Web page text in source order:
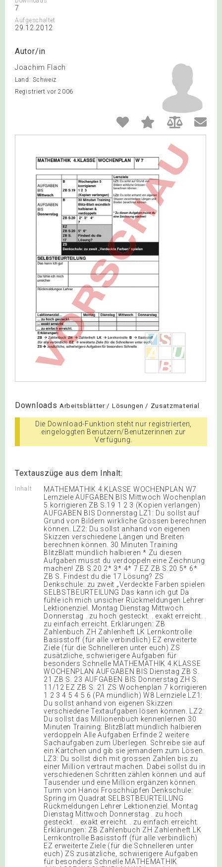
7
Aufgeschaltet
29.12.2012
Autor/in
Joachim Flach
Land: Schweiz
Registriert vor 2006
Downloads Arbeitsblätter / Lösungen / Zusatzmaterial
Die Download-Funktion steht nur registrierten,
eingeloggten Benutzern/Benutzerinnen zur
Verfügung.
Textauszüge aus dem Inhalt:
Inhalt
MATHEMATHIK 4.KLASSE WOCHENPLAN W7
Lernziele AUFGABEN BIS Mittwoch Wochenplan
5 korrigieren ZB S.19 1 2 3 (Kopien verlangen)
AUFGABEN BIS Donnerstag LZ1: Du sollst auf
Grund von Bildern wirkliche Grössen berechnen
können. LZ2: Du sollst anhand von eigenen
Skizzen verschiedene Längen und Breiten
berechnen können. 30 Minuten Training
BlitzBlatt mündlich halbieren * Zu diesen
Aufgaben musst du verdoppeln eine Zeichnung
machen! ZB S.20 2* 3* 4* 7 EZ ZB S.20 5* 6*
ZB S. Findest du die 17 Lösung? ZS
Denkschule: zu zweit „Verdeckte Farben spielen
SELBSTBEURTEILUNG Das kann ich gut Da
fühle ich mich unsicher Rückmeldungen Lehrer
Lektionenziel. Montag Dienstag Mittwoch
Donnerstag . zu hoch gesteckt. . exakt erreicht. .
zu einfach erreicht. Erklärungen: ZB
Zahlenbuch ZH Zahlenheft LK Lernkontrolle
Basisstoff (für alle verbindlich) EZ erweiterte
Ziele (für die Schnelleren unter euch) ZS
zusätzliche, schwierigere Aufgaben für
besonders Schnelle MATHEMATHIK 4.KLASSE
WOCHENPLAN AUFGABEN BIS Dienstag ZB S.
21 ZB S. 23 AUFGABEN BIS Donnerstag ZH S.
11/12 EZ ZB S. 21 ZS Wochenplan 7 korrigieren
1 2 3 4 5 4 5 6 (PA mündlich) W8 Lernziele LZ1:
Du sollst anhand von eigenen Skizzen
verschiedene Textaufgaben lösen können. LZ2:
Du sollst das Millionenbuch kennenlernen 30
Minuten Training: BlitzBlatt mündlich halbieren
verdoppeln Alle Aufgaben Erfinde 2 weitere
Sachaufgaben zum Überlegen. Schreibe sie auf
ein Kärtchen und gib sie jemandem zum Lösen.
LZ3: Du sollst dich mit grossen Zahlen bis zu
einer Million vertraut machen. Dabei sollst du in
verschiedenen Schritten zählen können und auf
Tausender und eine Million ergänzen können.
Turm von Hanoi Froschhüpfen Denkschule:
Spring im Quadrat SELBSTBEURTEILUNG
Rückmeldungen Lehrer Lektionenziel. Montag
Dienstag Mittwoch Donnerstag . zu hoch
gesteckt. . exakt erreicht. . zu einfach erreicht.
Erklärungen: ZB Zahlenbuch ZH Zahlenheft LK
Lernkontrolle Basisstoff (für alle verbindlich)
EZ erweiterte Ziele (für die Schnelleren unter
euch) ZS zusätzliche, schwierigere Aufgaben
für besonders Schnelle MATHEMATHIK